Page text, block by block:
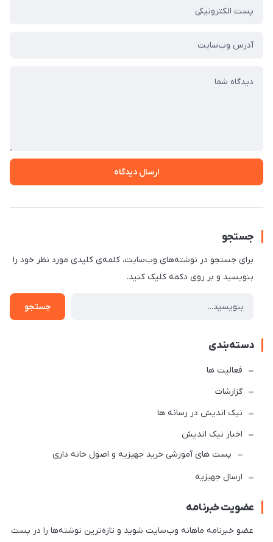
ارسال دیدگاه
جستجو
برای جستجو در نوشته‌های وب‌سایت، کلمه‌ی کلیدی مورد نظر خود را
بنویسید و بر روی دکمه کلیک کنید.
جستجو
دسته‌بندی
فعالیت ها
گزارشات
نیک اندیش در رسانه ها
اخبار نیک اندیش
پست های آموزشی خرید جهیزیه و اصول خانه داری
ارسال جهیزیه
عضویت خبرنامه
عضو خبرنامه ماهانه وب‌سایت شوید و تازه‌ترین نوشته‌ها را در پست